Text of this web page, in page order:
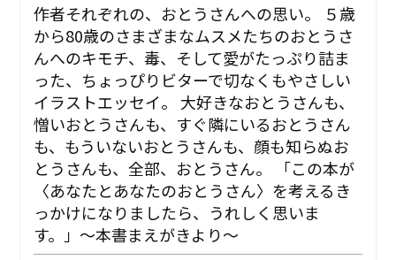
作者それぞれの、おとうさんへの思い。 ５歳
から80歳のさまざまなムスメたちのおとうさ
んへのキモチ、毒、そして愛がたっぷり詰ま
った、ちょっぴりビターで切なくもやさしい
イラストエッセイ。 大好きなおとうさんも、
憎いおとうさんも、すぐ隣にいるおとうさん
も、もういないおとうさんも、顔も知らぬお
とうさんも、全部、おとうさん。 「この本が
〈あなたとあなたのおとうさん〉を考えるき
っかけになりましたら、うれしく思いま
す。」～本書まえがきより～